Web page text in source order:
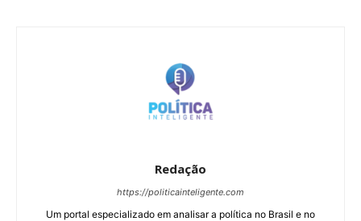
Redação
https://politicainteligente.com
Um portal especializado em analisar a política no Brasil e no